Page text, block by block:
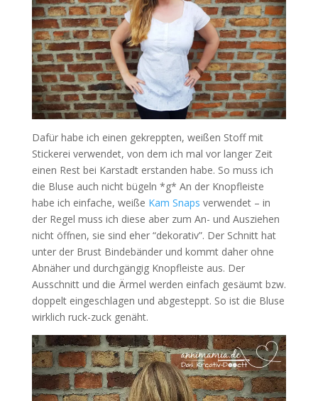
Dafür habe ich einen gekreppten, weißen Stoff mit
Stickerei verwendet, von dem ich mal vor langer Zeit
einen Rest bei Karstadt erstanden habe. So muss ich
die Bluse auch nicht bügeln *g* An der Knopfleiste
habe ich einfache, weiße Kam Snaps verwendet – in
der Regel muss ich diese aber zum An- und Ausziehen
nicht öffnen, sie sind eher “dekorativ”. Der Schnitt hat
unter der Brust Bindebänder und kommt daher ohne
Abnäher und durchgängig Knopfleiste aus. Der
Ausschnitt und die Ärmel werden einfach gesäumt bzw.
doppelt eingeschlagen und abgesteppt. So ist die Bluse
wirklich ruck-zuck genäht.